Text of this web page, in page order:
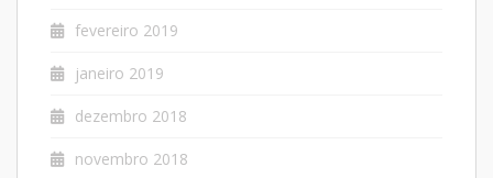
fevereiro 2019
janeiro 2019
dezembro 2018
novembro 2018